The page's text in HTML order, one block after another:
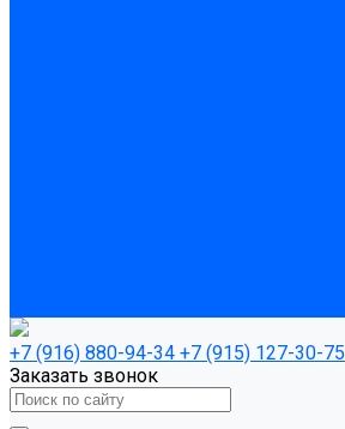
+7 (916) 880-94-34 +7 (915) 127-30-75
Заказать звонок